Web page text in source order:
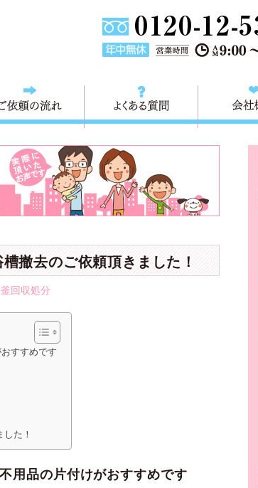
ご依頼の流れ よくある質問
撤去のご依頼頂きました！
回収処分
すすめです
た！
用品の片付けがおすすめです